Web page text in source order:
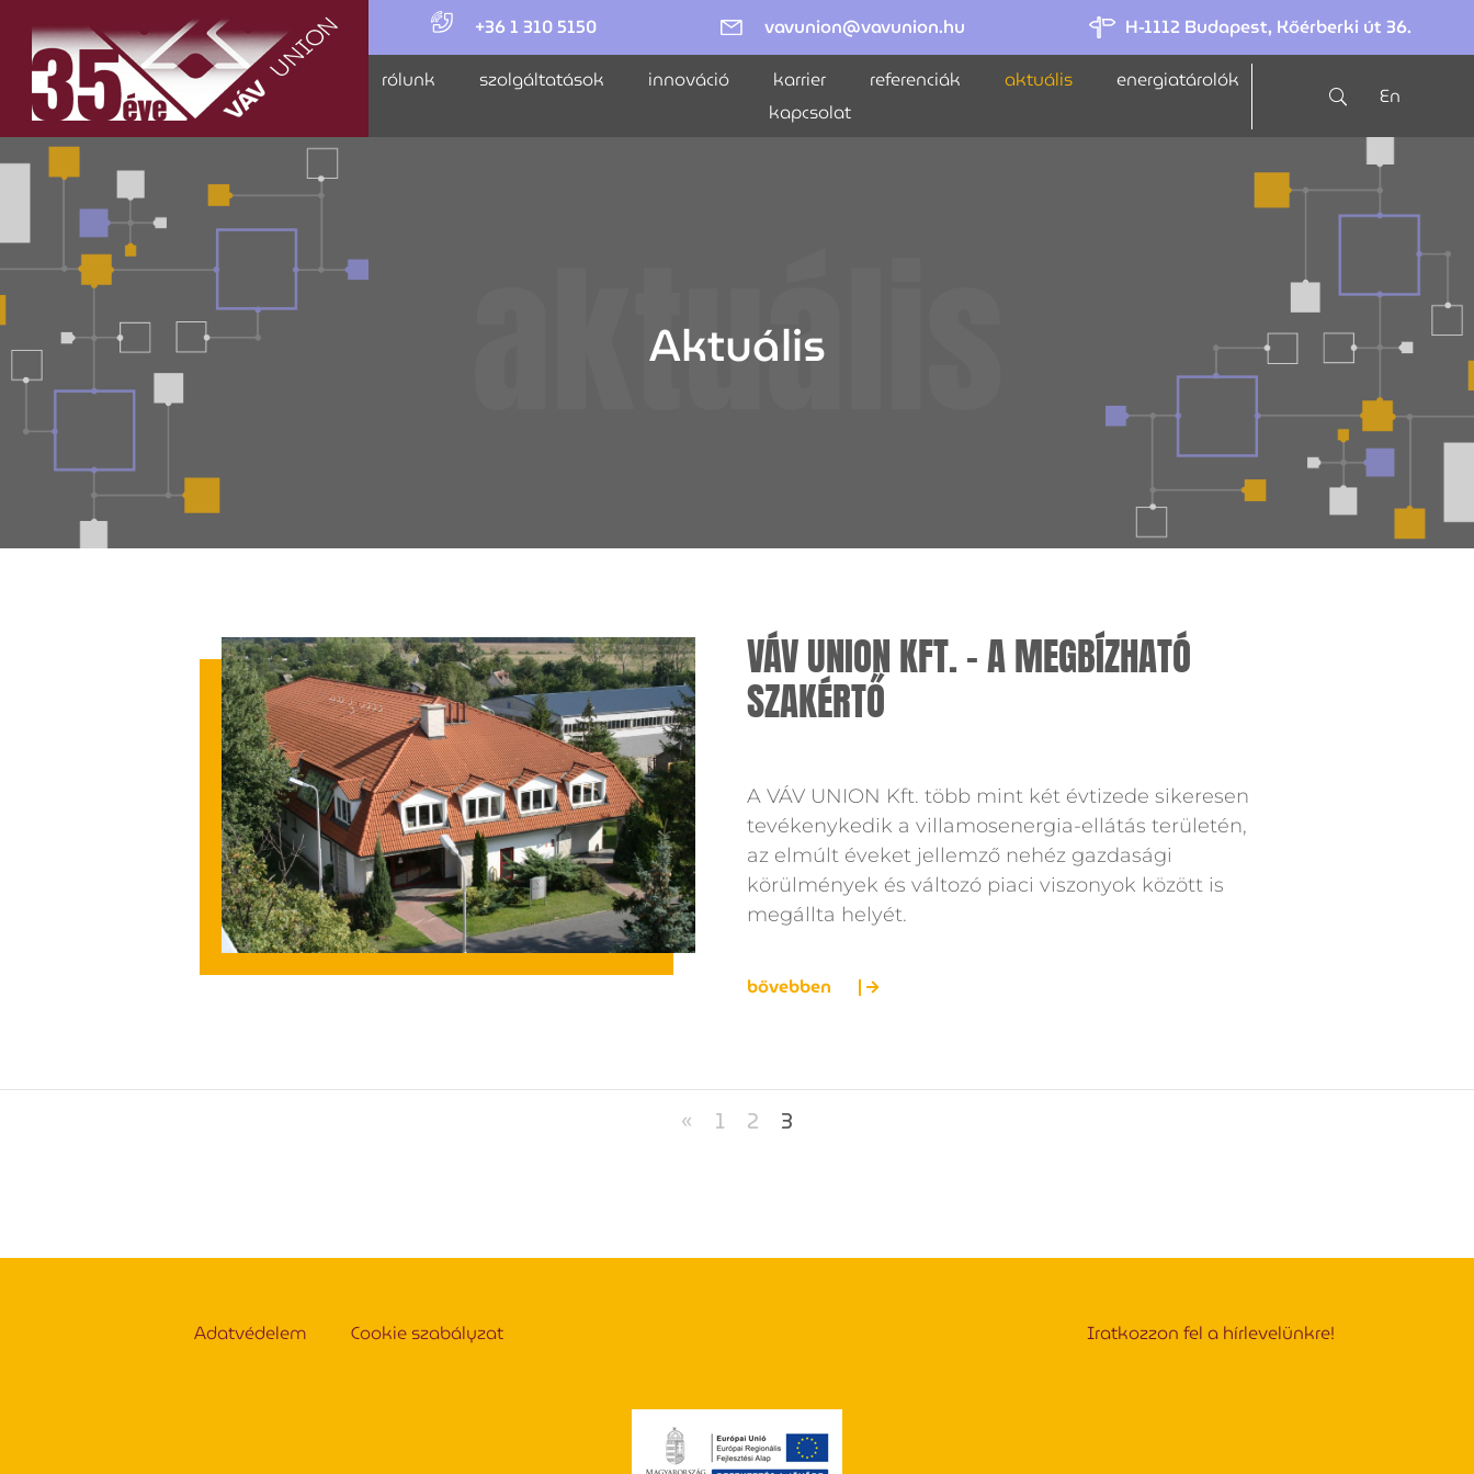
+36 1 310 5150 vavunion@vavunion.hu
H-1112 Budapest, Kőérberki út 36.
rólunk
szolgáltatások innováció karrier referenciák aktuális
energiatárolók
kapcsolat
En
aktuális
Aktuális
VÁV UNION KFT. – A MEGBÍZHATÓ
SZAKÉRTŐ
A VÁV UNION Kft. több mint két évtizede sikeresen
tevékenykedik a villamosenergia-ellátás területén,
az elmúlt éveket jellemző nehéz gazdasági
körülmények és változó piaci viszonyok között is
megállta helyét.
bővebben
« 1 2 3
Adatvédelem Cookie szabályzat Iratkozzon fel a hírlevelünkre!